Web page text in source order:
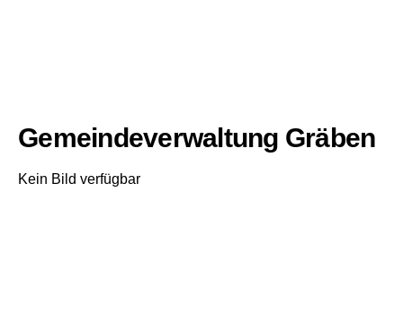
Gemeindeverwaltung Gräben
Kein Bild verfügbar